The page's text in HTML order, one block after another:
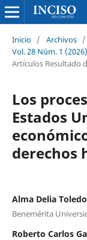
Inicio / Archivos /
Vol. 28 Núm. 1
Artículos Resultado
Los
Estados
derechos
Alma Delia
Benemérita
Roberto Carlos